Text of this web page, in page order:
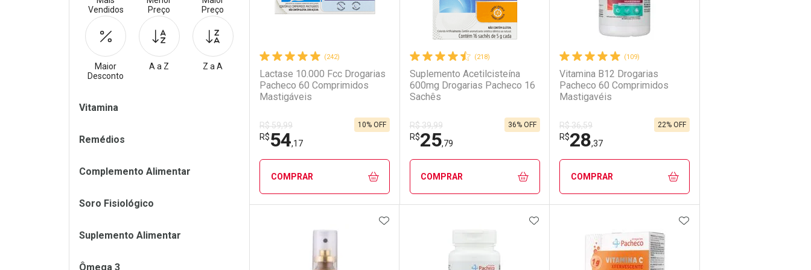
(242)
Lactase 10.000 Fcc Drogarias
Pacheco 60 Comprimidos
Mastigáveis
R$ 59,99
R$54,17
10% OFF
COMPRAR
FECHAR
Laboratório
FECHAR
Por Menos
(218)
Suplemento Acetilcisteína
600mg Drogarias Pacheco 16
Sachês
R$ 39,99
R$25,79
36% OFF
COMPRAR
FECHAR
Laboratório
FECHAR
Por Menos
(109)
Vitamina B12 Drogarias
Pacheco 60 Comprimidos
Mastigavéis
R$ 36,59
R$28,37
22% OFF
COMPRAR
FECHAR
Laboratório
FECHAR
Por Menos
ADICIONAR AOS FAVORITOS ADICIONAR AOS FAVORITOS ADICIONAR AOS
Vendidos
Preço
Preço
Maior
Desconto
A a Z Z a A
Filtros
Vitamina
Remédios
Complemento Alimentar
Soro Fisiológico
Suplemento Alimentar
Ômega 3